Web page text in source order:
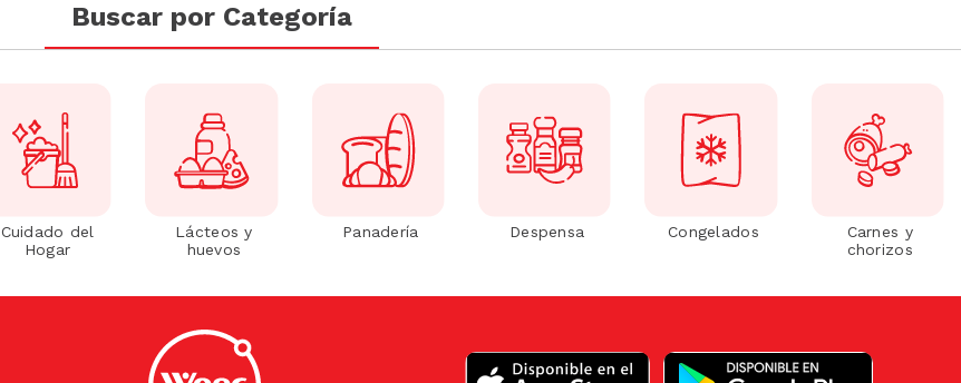
Buscar por Categoría
Cuidado del
Hogar
Lácteos y
huevos
Panadería Despensa Congelados
Carnes y
chorizos